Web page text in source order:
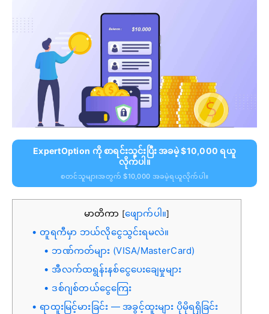
ExpertOption ကို စာရင်းသွင်းပြီး အခမဲ့ $10,000 ရယူ
လိုက်ပါ။
စတင်သူများအတွက် $10,000 အခမဲ့ရယူလိုက်ပါ။
မာတိကာ [ဖျောက်ပါ။]
တူရကီမှာ ဘယ်လိုငွေသွင်းရမလဲ။
ဘဏ်ကတ်များ (VISA/MasterCard)
အီလက်ထရွန်းနစ်ငွေပေးချေမှုများ
ဒစ်ဂျစ်တယ်ငွေကြေး
ရာထူးမြင့်မားခြင်း — အခွင့်ထူးများ ပိုမိုရရှိခြင်း